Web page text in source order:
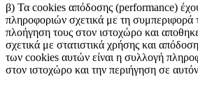
β) Τα cookies απόδοσης (performance)
πληροφοριών σχετικά με τη
πλοήγηση τους στον ιστοχώρο και
σχετικά με στατιστικά χρήσης και
των cookies αυτών είναι η συλλογή
στον ιστοχώρο και την περιήγηση σε